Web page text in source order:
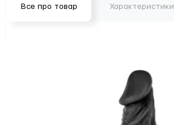
Все про товар Характеристики